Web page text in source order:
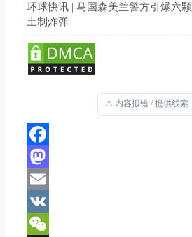
环球快讯 | 马国森美兰警方引爆六颗
土制炸弹
⚠️ 内容报错 / 提供线索
Facebook
Mastodon
Email
VK